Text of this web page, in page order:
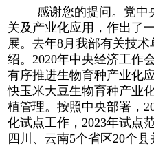
感谢您的提问。党中
关及产业化应用，作出了
展。去年8 月我部有关技
绍。 2020年中央经济工作
有序推进生物育种产业化
快玉米大豆生物育种产业
植管理。按照中央部署，
化试点工作， 2023年试点
四川、云南5个省区20个县